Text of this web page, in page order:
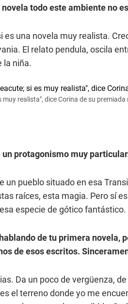
novela todo este ambiente no
es una novela muy realista.
El relato pendula, oscila
la niña.
muy realista", dice Corina de su premiada
un protagonismo muy
un pueblo situado en esa
raíces, esta magia. Pero sí
especie de gótico fantástico.
de tu primera novela,
de esos escritos.
Da un poco de vergüenza,
el terreno donde yo me